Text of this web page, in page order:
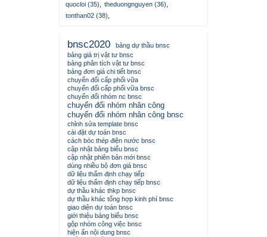
quocloi (35)
theduongnguyen (36)
tonthan02 (38)
bnsc2020
bảng dự thầu bnsc
bảng giá trị vật tư bnsc
bảng phân tích vật tư bnsc
bảng đơn giá chi tiết bnsc
chuyển đổi cấp phối vữa
chuyển đổi cấp phối vữa bnsc
chuyển đổi nhóm nc bnsc
chuyển đổi nhóm nhân công
chuyển đổi nhóm nhân công bnsc
chỉnh sửa template bnsc
cài đặt dự toán bnsc
cách bóc thép điện nước bnsc
cập nhật bảng biểu bnsc
cập nhật phiên bản mới bnsc
dùng nhiều bộ đơn giá bnsc
dữ liệu thẩm định chạy tiếp
dữ liệu thẩm định chạy tiếp bnsc
dự thầu khác thkp bnsc
dự thầu khác tổng hợp kinh phí bnsc
giao diện dự toán bnsc
giới thiệu bảng biểu bnsc
gộp nhóm công việc bnsc
hiện ẩn nội dung bnsc